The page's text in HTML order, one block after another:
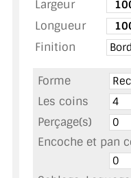
INSPIRATIONS ET
AMBIANCE LAITON
MIROIR SUR
MIROIR VIEILLI
MIROIR DÉCORATIF
Largeur
Longueur
Finition
Forme
Les coins
Perçage(s)
Encoche et pan